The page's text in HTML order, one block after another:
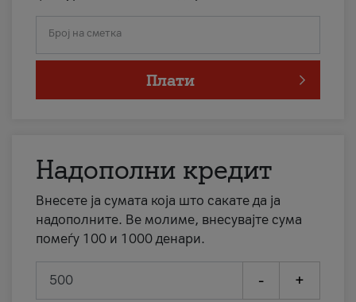
Број на сметка
Плати
Надополни кредит
Внесете ја сумата која што сакате да ја
надополните. Ве молиме, внесувајте сума
помеѓу 100 и 1000 денари.
- +